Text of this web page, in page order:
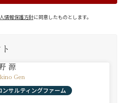
情報保護方針に同意したものとします。
源
Gen
ンサルティングファーム